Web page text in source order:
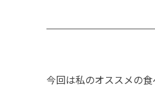
今回は私のオススメの